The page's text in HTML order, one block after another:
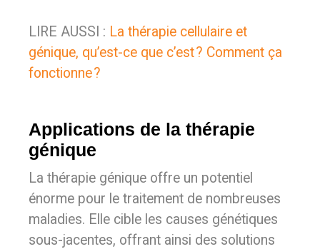
LIRE AUSSI : La thérapie cellulaire et
génique, qu’est-ce que c’est ? Comment ça
fonctionne ?
Applications de la thérapie
génique
La thérapie génique offre un potentiel
énorme pour le traitement de nombreuses
maladies. Elle cible les causes génétiques
sous-jacentes, offrant ainsi des solutions